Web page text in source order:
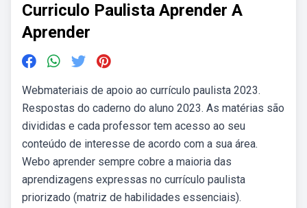
Curriculo Paulista Aprender A
Aprender
Webmateriais de apoio ao currículo paulista 2023.
Respostas do caderno do aluno 2023. As matérias são
divididas e cada professor tem acesso ao seu
conteúdo de interesse de acordo com a sua área.
Webo aprender sempre cobre a maioria das
aprendizagens expressas no currículo paulista
priorizado (matriz de habilidades essenciais).